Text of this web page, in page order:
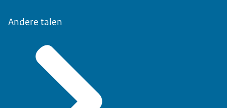
Andere talen